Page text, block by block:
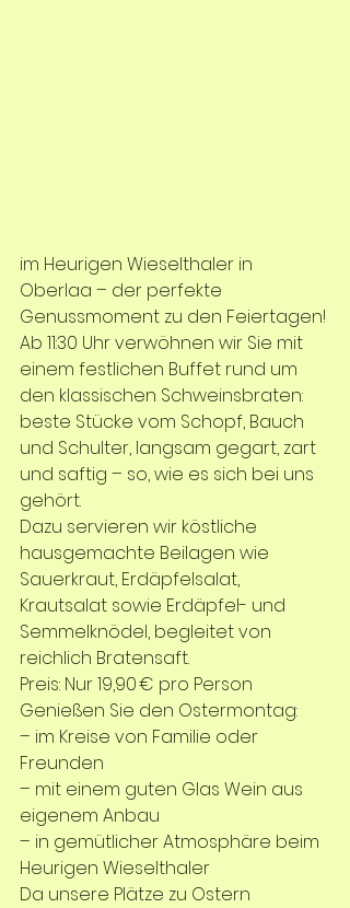
im Heurigen Wieselthaler in
Oberlaa – der perfekte
Genussmoment zu den Feiertagen!
Ab 11:30 Uhr verwöhnen wir Sie mit
einem festlichen Buffet rund um
den klassischen Schweinsbraten:
beste Stücke vom Schopf, Bauch
und Schulter, langsam gegart, zart
und saftig – so, wie es sich bei uns
gehört.
Dazu servieren wir köstliche
hausgemachte Beilagen wie
Sauerkraut, Erdäpfelsalat,
Krautsalat sowie Erdäpfel- und
Semmelknödel, begleitet von
reichlich Bratensaft.
Preis: Nur 19,90 € pro Person
Genießen Sie den Ostermontag:
– im Kreise von Familie oder
Freunden
– mit einem guten Glas Wein aus
eigenem Anbau
– in gemütlicher Atmosphäre beim
Heurigen Wieselthaler
Da unsere Plätze zu Ostern